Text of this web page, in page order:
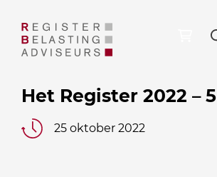
Het Register 2022 – 5
25 oktober 2022